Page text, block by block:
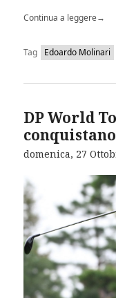
Continua a leggere→
Tag Edoardo Molinari
DP World
domenica, 27